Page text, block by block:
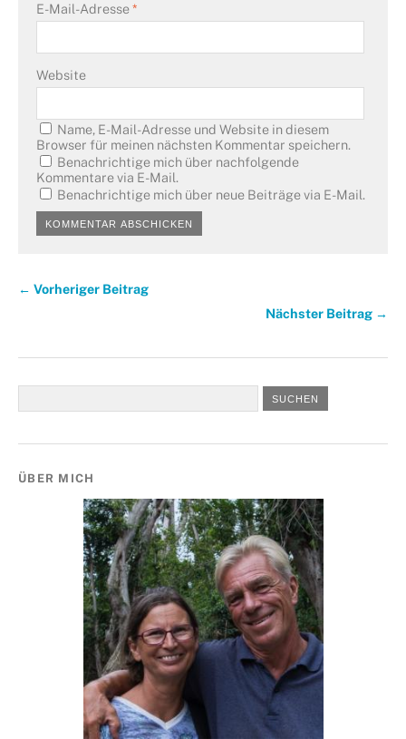
E-Mail-Adresse*
Website
Name, E-Mail-Adresse und Website in diesem
Browser für meinen nächsten Kommentar speichern.
Benachrichtige mich über nachfolgende
Kommentare via E-Mail.
Benachrichtige mich über neue Beiträge via E-Mail.
← Vorheriger Beitrag
Nächster Beitrag →
ÜBER MICH